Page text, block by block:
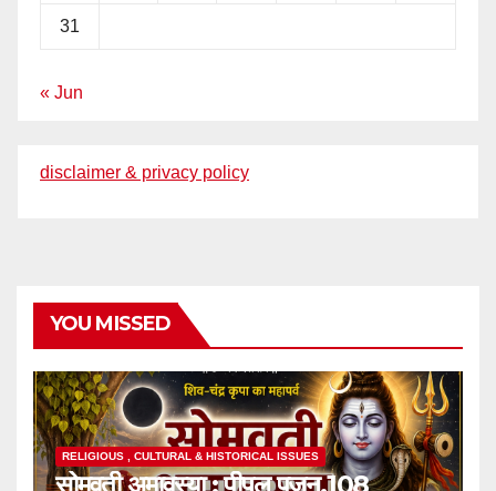
31
« Jun
disclaimer & privacy policy
YOU MISSED
RELIGIOUS , CULTURAL & HISTORICAL ISSUES